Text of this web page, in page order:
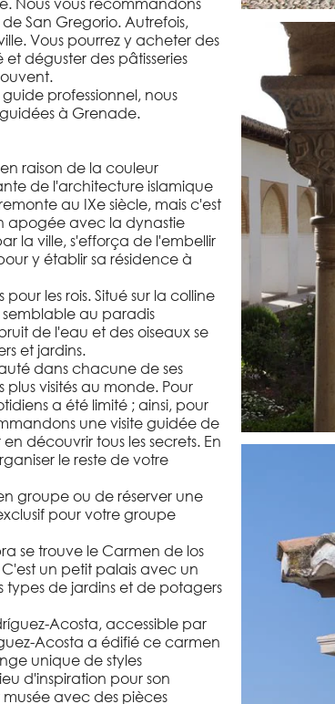
Nous vous recommandons
San Gregorio. Autrefois,
Vous pourrez y acheter des
déguster des pâtisseries
professionnel, nous
à Grenade.
raison de la couleur
de l'architecture islamique
au IXe siècle, mais c'est
apogée avec la dynastie
la ville, s'efforça de l'embellir
y établir sa résidence à
les rois. Situé sur la colline
au paradis
de l'eau et des oiseaux se
et jardins.
dans chacune de ses
plus visités au monde. Pour
a été limité ; ainsi, pour
une visite guidée de
découvrir tous les secrets. En
le reste de votre
groupe ou de réserver une
pour votre groupe
se trouve le Carmen de los
un petit palais avec un
types de jardins et de potagers
Acosta, accessible par
Acosta a édifié ce carmen
unique de styles
d'inspiration pour son
avec des pièces